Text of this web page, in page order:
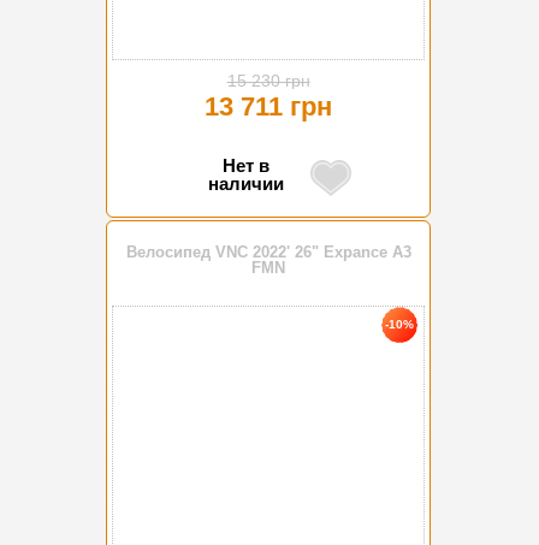
15 230 грн
13 711 грн
Нет в
наличии
Велосипед VNC 2022' 26" Expance A3
FMN
-10%